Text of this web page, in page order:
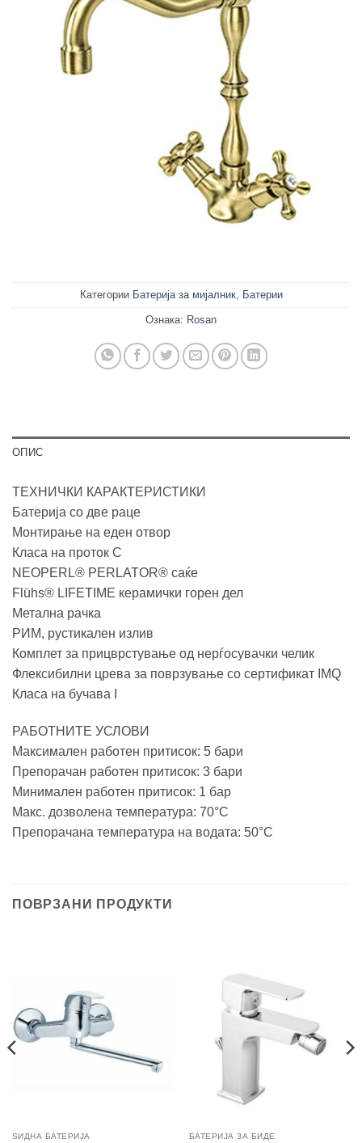
Категории Батерија за мијалник, Батерии
Ознака: Rosan
ОПИС
ТЕХНИЧКИ КАРАКТЕРИСТИКИ
Батерија со две раце
Монтирање на еден отвор
Класа на проток С
NEOPERL® PERLATOR® саќе
Flühs® LIFETIME керамички горен дел
Метална рачка
РИМ, рустикален излив
Комплет за прицврстување од нерѓосувачки челик
Флексибилни црева за поврзување со сертификат IMQ
Класа на бучава I
РАБОТНИТЕ УСЛОВИ
Максимален работен притисок: 5 бари
Препорачан работен притисок: 3 бари
Минимален работен притисок: 1 бар
Макс. дозволена температура: 70°C
Препорачана температура на водата: 50°C
ПОВРЗАНИ ПРОДУКТИ
ЅИДНА БАТЕРИЈА БАТЕРИЈА ЗА БИДЕ